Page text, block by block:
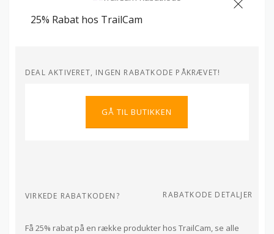
25% Rabat hos TrailCam
DEAL AKTIVERET, INGEN RABATKODE PÅKRÆVET!
GÅ TIL BUTIKKEN
VIRKEDE RABATKODEN? RABATKODE DETALJER
Få 25% rabat på en række produkter hos TrailCam, se alle